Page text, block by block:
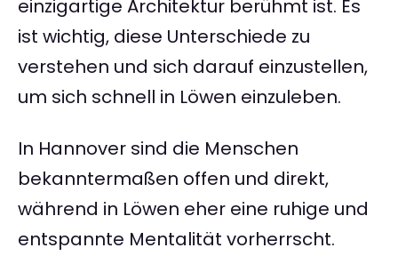
einzigartige Architektur berühmt ist. Es
ist wichtig, diese Unterschiede zu
verstehen und sich darauf einzustellen,
um sich schnell in Löwen einzuleben.
In Hannover sind die Menschen
bekanntermaßen offen und direkt,
während in Löwen eher eine ruhige und
entspannte Mentalität vorherrscht.